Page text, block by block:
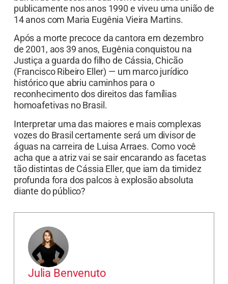
publicamente nos anos 1990 e viveu uma união de
14 anos com Maria Eugênia Vieira Martins.
Após a morte precoce da cantora em dezembro
de 2001, aos 39 anos, Eugênia conquistou na
Justiça a guarda do filho de Cássia, Chicão
(Francisco Ribeiro Eller) — um marco jurídico
histórico que abriu caminhos para o
reconhecimento dos direitos das famílias
homoafetivas no Brasil.
Interpretar uma das maiores e mais complexas
vozes do Brasil certamente será um divisor de
águas na carreira de Luisa Arraes. Como você
acha que a atriz vai se sair encarando as facetas
tão distintas de Cássia Eller, que iam da timidez
profunda fora dos palcos à explosão absoluta
diante do público?
Julia Benvenuto